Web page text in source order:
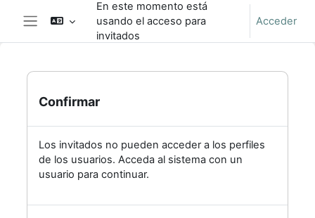
Salta al contenido principalEn este momento está
usando el acceso para
invitados
Acceder
Confirmar
Los invitados no pueden acceder a los perfiles
de los usuarios. Acceda al sistema con un
usuario para continuar.